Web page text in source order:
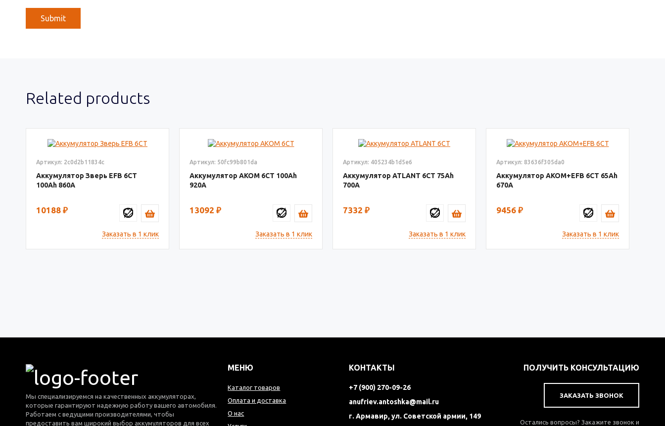
Related products
Артикул: 2c0d2b11834c
Аккумулятор Зверь EFB 6СТ
100
860
10188 ₽
Заказать в 1 клик
Артикул: 50fc99b801da
Аккумулятор AKOM 6СТ 100
920
13092 ₽
Заказать в 1 клик
Артикул: 405234b1d5e6
Аккумулятор ATLANT 6СТ 75
700
7332 ₽
Заказать в 1 клик
Артикул: 83636f305da0
Аккумулятор AKOM+EFB 6СТ 65
670
9456 ₽
Заказать в 1 клик
Мы специализируемся на качественных аккумуляторах,
которые гарантируют надежную работу вашего автомобиля.
Работаем с ведущими производителями, чтобы
предоставить вам широкий выбор аккумуляторов для всех
МЕНЮ
Каталог товаров
Оплата и доставка
О нас
КОНТАКТЫ
+7 (900) 270-09-26
anufriev.antoshka@mail.ru
г. Армавир, ул. Советской армии, 149
ПОЛУЧИТЬ КОНСУЛЬТАЦИЮ
ЗАКАЗАТЬ ЗВОНОК
Остались вопросы? Закажите звонок и